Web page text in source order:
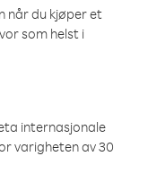
når du kjøper et
som helst i
internasjonale
varigheten av 30